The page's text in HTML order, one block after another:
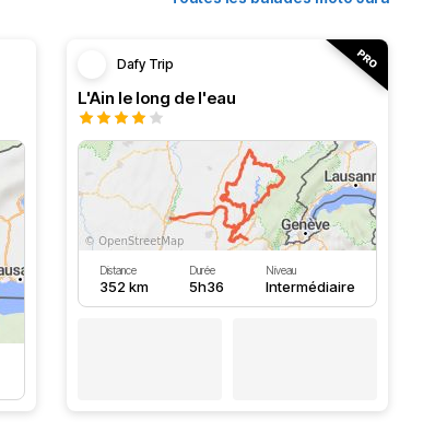
Dafy Trip
L'Ain le long de l'eau
Distance
352 km
Durée
5h36
Niveau
Intermédiaire